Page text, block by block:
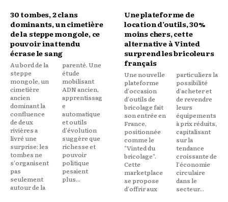
30 tombes, 2 clans
dominants, un cimetière
de la steppe mongole, ce
pouvoir inattendu
écrase le sang
Au bord de la
steppe
mongole, un
cimetière
ancien
dominant la
confluence
de deux
rivières a
livré une
surprise: les
tombes ne
s'organisent
pas
seulement
autour de la
parenté. Une
étude
mobilisant
ADN ancien,
apprentissag
e
automatique
et outils
d'évolution
suggère que
richesse et
pouvoir
politique
pesaient
plus...
Une plateforme de
location d’outils, 30%
moins chers, cette
alternative à Vinted
surprend les bricoleurs
français
Une nouvelle
plateforme
d'occasion
d'outils de
bricolage fait
son entrée en
France,
positionnée
comme le
"Vinted du
bricolage".
Cette
marketplace
se propose
d'offrir aux
particuliers la
possibilité
d'acheter et
de revendre
leurs
équipements
à prix réduits,
capitalisant
sur la
tendance
croissante de
l'économie
circulaire
dans le
secteur...